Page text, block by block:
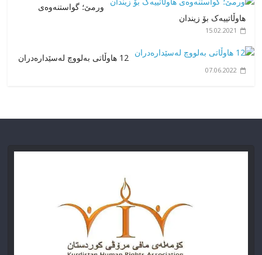
ورمێ؛ گواستنەوەی
هاوڵاتییەک بۆ زیندان
15.02.2021
12 هاوڵاتی بەلووچ لەسێدارەدران
07.06.2022